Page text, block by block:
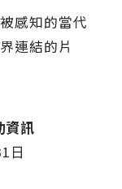
感知的當代
連結的片
資訊
⽇